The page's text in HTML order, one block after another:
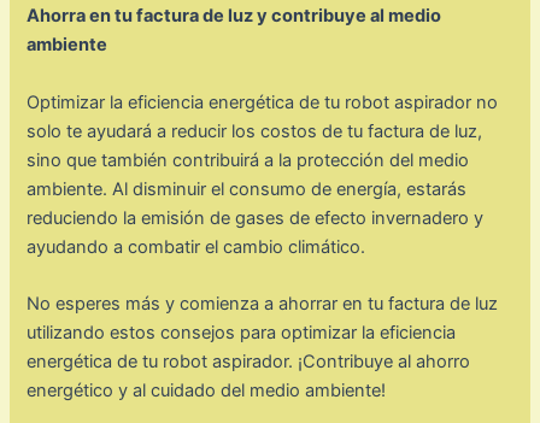
Ahorra en tu factura de luz y contribuye al medio
ambiente
Optimizar la eficiencia energética de tu robot aspirador no
solo te ayudará a reducir los costos de tu factura de luz,
sino que también contribuirá a la protección del medio
ambiente. Al disminuir el consumo de energía, estarás
reduciendo la emisión de gases de efecto invernadero y
ayudando a combatir el cambio climático.
No esperes más y comienza a ahorrar en tu factura de luz
utilizando estos consejos para optimizar la eficiencia
energética de tu robot aspirador. ¡Contribuye al ahorro
energético y al cuidado del medio ambiente!